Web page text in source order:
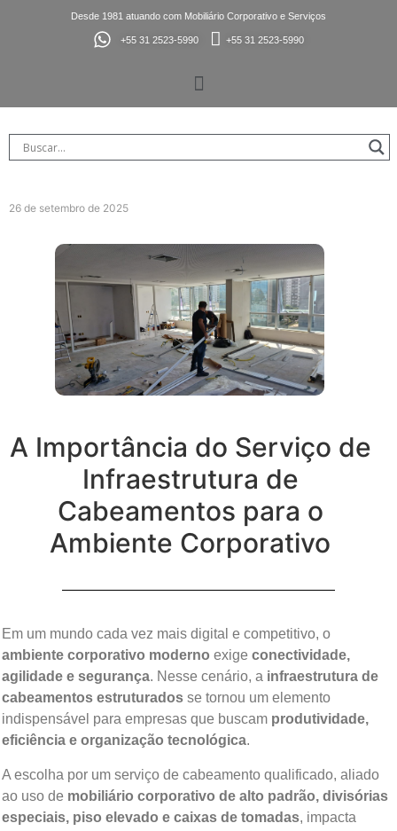
Desde 1981 atuando com Mobiliário Corporativo e Serviços
+55 31 2523-5990 +55 31 2523-5990
26 de setembro de 2025
A Importância do Serviço de
Infraestrutura de
Cabeamentos para o
Ambiente Corporativo
Em um mundo cada vez mais digital e competitivo, o
ambiente corporativo moderno exige conectividade,
agilidade e segurança. Nesse cenário, a infraestrutura de
cabeamentos estruturados se tornou um elemento
indispensável para empresas que buscam produtividade,
eficiência e organização tecnológica.
A escolha por um serviço de cabeamento qualificado, aliado
ao uso de mobiliário corporativo de alto padrão, divisórias
especiais, piso elevado e caixas de tomadas, impacta